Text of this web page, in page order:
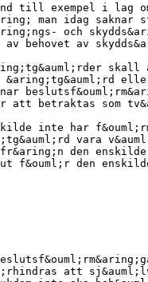
till exempel i lag
man idag saknar
och
behovet av
&aring;tg&auml;rd
att betraktas som
inte har
vara
fr&aring;n den
f&ouml;r den
att